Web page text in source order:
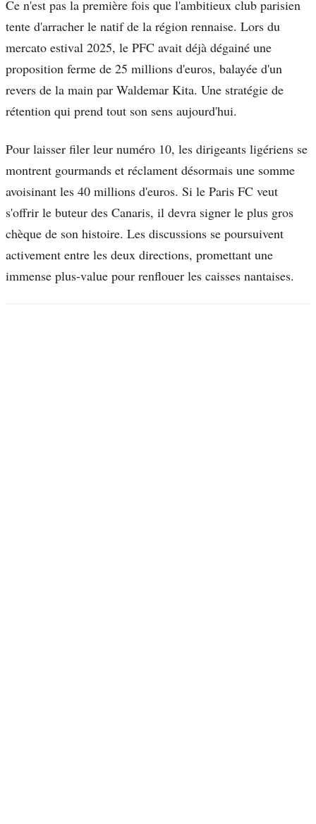
Ce n'est pas la première fois que l'ambitieux club parisien
tente d'arracher le natif de la région rennaise. Lors du
mercato estival 2025, le PFC avait déjà dégainé une
proposition ferme de 25 millions d'euros, balayée d'un
revers de la main par Waldemar Kita. Une stratégie de
rétention qui prend tout son sens aujourd'hui.
Pour laisser filer leur numéro 10, les dirigeants ligériens se
montrent gourmands et réclament désormais une somme
avoisinant les 40 millions d'euros. Si le Paris FC veut
s'offrir le buteur des Canaris, il devra signer le plus gros
chèque de son histoire. Les discussions se poursuivent
activement entre les deux directions, promettant une
immense plus-value pour renflouer les caisses nantaises.